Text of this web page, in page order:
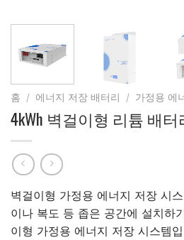
홈 / 에너지 저장 배터리 / 가정용 에
4kWh 벽걸이형 리튬 배터
벽걸이형 가정용 에너지 저장 시
이나 복도 등 좁은 공간에 설치하
이형 가정용 에너지 저장 시스템